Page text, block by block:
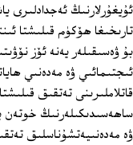
ئۇيغۇرلارنىڭ ئەجدادلىرى
تارىخىغا ھۆكۈم قىلىشتا
بۇ ۋەسىقىلەر يەنە ئۆز
ئىجتىمائىي ۋە مەدەنىي
قاتلاملىرىنى تەتقىق
ساھەسىدىكىلەرنىڭ خوتەن
ۋە مەدەنىيەتشۇناسلىق